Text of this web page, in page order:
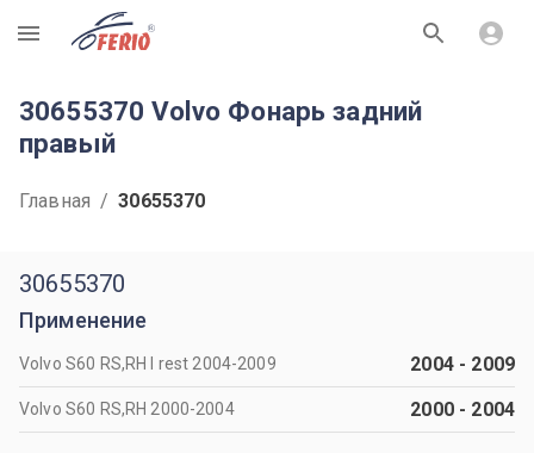
R
30655370 Volvo Фонарь задний
правый
Главная / 30655370
30655370
Применение
Volvo S60 RS,RH I rest 2004-2009 2004- 2009
Volvo S60 RS,RH 2000-2004 2000- 2004